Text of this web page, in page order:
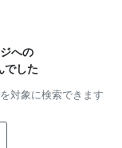
への
でした
対象に検索できます